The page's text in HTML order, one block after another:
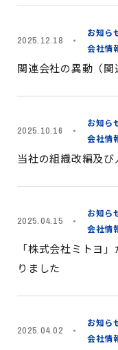
2025.12.18
お知ら
会社情
関連会社の異動（
2025.10.16
お知ら
会社情
当社の組織改編及
2025.04.15
お知ら
会社情
「株式会社ミトヨ
りました
2025.04.02
お知ら
会社情